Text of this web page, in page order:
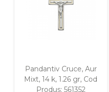
Pandantiv Cruce, Aur
Mixt, 14 k, 1.26 gr, Cod
Produs: 561352